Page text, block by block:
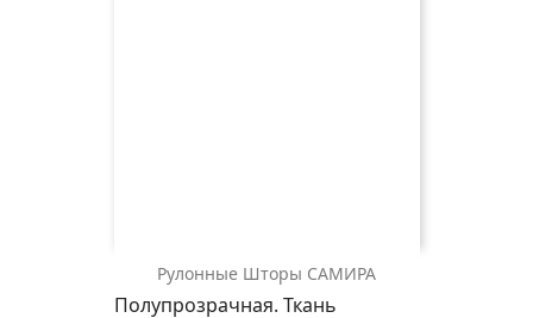
Рулонные Шторы САМИРА
Полупрозрачная. Ткань
САМИРАСАМИРА